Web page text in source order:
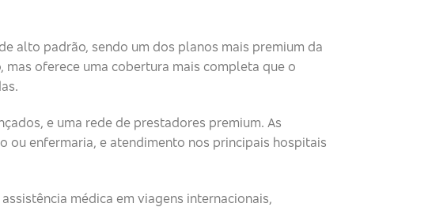
alto padrão, sendo um dos planos mais premium da
oferece uma cobertura mais completa que o
e uma rede de prestadores premium. As
ou enfermaria, e atendimento nos principais hospitais
médica em viagens internacionais,